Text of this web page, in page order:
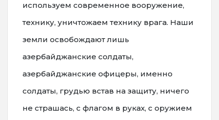
используем современное вооружение,
технику, уничтожаем технику врага. Наши
земли освобождают лишь
азербайджанские солдаты,
азербайджанские офицеры, именно
солдаты, грудью встав на защиту, ничего
не страшась, с флагом в руках, с оружием